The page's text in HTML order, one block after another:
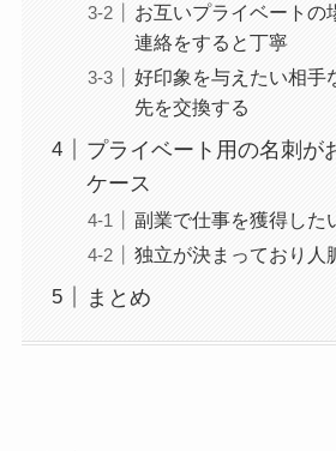
お互いプライベートの
連絡をすると丁寧
好印象を与えたい相手
先を交換する
プライベート用の名刺が
ケース
副業で仕事を獲得した
独立が決まっており人
まとめ